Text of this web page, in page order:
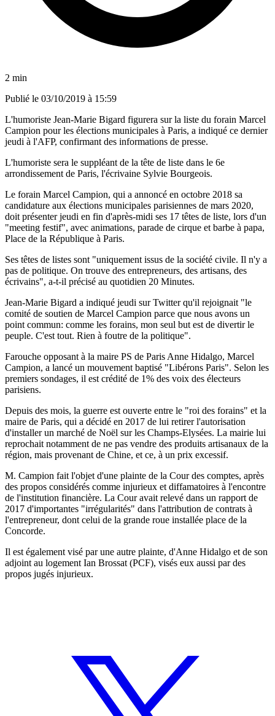
2 min
Publié le 03/10/2019 à 15:59
L'humoriste Jean-Marie Bigard figurera sur la liste du forain Marcel
Campion pour les élections municipales à Paris, a indiqué ce dernier
jeudi à l'AFP, confirmant des informations de presse.
L'humoriste sera le suppléant de la tête de liste dans le 6e
arrondissement de Paris, l'écrivaine Sylvie Bourgeois.
Le forain Marcel Campion, qui a annoncé en octobre 2018 sa
candidature aux élections municipales parisiennes de mars 2020,
doit présenter jeudi en fin d'après-midi ses 17 têtes de liste, lors d'un
"meeting festif", avec animations, parade de cirque et barbe à papa,
Place de la République à Paris.
Ses têtes de listes sont "uniquement issus de la société civile. Il n'y a
pas de politique. On trouve des entrepreneurs, des artisans, des
écrivains", a-t-il précisé au quotidien 20 Minutes.
Jean-Marie Bigard a indiqué jeudi sur Twitter qu'il rejoignait "le
comité de soutien de Marcel Campion parce que nous avons un
point commun: comme les forains, mon seul but est de divertir le
peuple. C'est tout. Rien à foutre de la politique".
Farouche opposant à la maire PS de Paris Anne Hidalgo, Marcel
Campion, a lancé un mouvement baptisé "Libérons Paris". Selon les
premiers sondages, il est crédité de 1% des voix des électeurs
parisiens.
Depuis des mois, la guerre est ouverte entre le "roi des forains" et la
maire de Paris, qui a décidé en 2017 de lui retirer l'autorisation
d'installer un marché de Noël sur les Champs-Elysées. La mairie lui
reprochait notamment de ne pas vendre des produits artisanaux de la
région, mais provenant de Chine, et ce, à un prix excessif.
M. Campion fait l'objet d'une plainte de la Cour des comptes, après
des propos considérés comme injurieux et diffamatoires à l'encontre
de l'institution financière. La Cour avait relevé dans un rapport de
2017 d'importantes "irrégularités" dans l'attribution de contrats à
l'entrepreneur, dont celui de la grande roue installée place de la
Concorde.
Il est également visé par une autre plainte, d'Anne Hidalgo et de son
adjoint au logement Ian Brossat (PCF), visés eux aussi par des
propos jugés injurieux.